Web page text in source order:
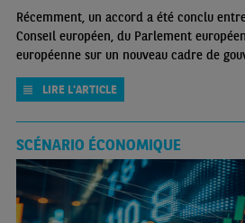
Récemment, un accord a été conclu
Conseil européen, du Parlement
européenne sur un nouveau cadre de
LIRE L'ARTICLE
SCÉNARIO ÉCONOMIQUE